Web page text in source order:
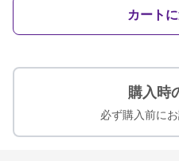
カート
購入時
必ず購入前に